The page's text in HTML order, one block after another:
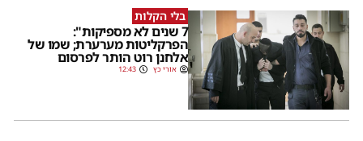
בלי הקלות
7 שנים לא מספיקות":
הפרקליטות מערערת; שמו של
אלחנן רוט הותר לפרסום
אורי כץ 12:43